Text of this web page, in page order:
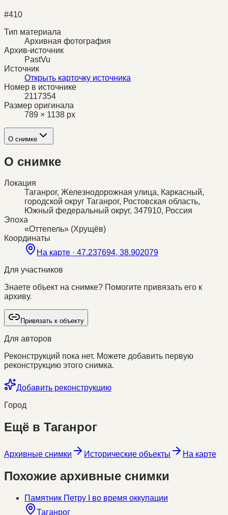
#410
Тип материала
Архивная фотография
Архив-источник
PastVu
Источник
Открыть карточку источника
Номер в источнике
2117354
Размер оригинала
789 × 1138 px
О снимке
О снимке
Локация
Таганрог, Железнодорожная улица, Каркасный,
городской округ Таганрог, Ростовская область,
Южный федеральный округ, 347910, Россия
Эпоха
«Оттепель» (Хрущёв)
Координаты
На карте · 47.237694, 38.902079
Для участников
Знаете объект на снимке? Помогите привязать его к
архиву.
Привязать к объекту
Для авторов
Реконструкций пока нет. Можете добавить первую
реконструкцию этого снимка.
Добавить реконструкцию
Город
Ещё в Таганрог
Архивные снимки Исторические объекты На карте
Похожие архивные снимки
Памятник Петру I во время оккупации
Таганрог